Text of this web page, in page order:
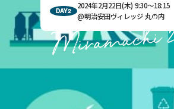
DAY2
2024年2月22日(木) 9:30～18:15
@明治安田ヴィレッジ 丸の内